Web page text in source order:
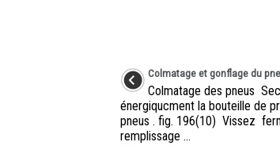
Colmatage et gonflage du
Colmatage des pneus
énergiqucment la bouteille de
pneus . fig. 196(10) Vissez
remplissage ...